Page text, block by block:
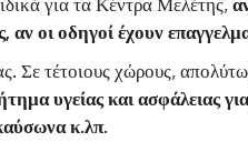
αν οι οδηγοί έχουν
Σε τέτοιους χώρους,
υγείας και ασφάλειας
κ.λπ.